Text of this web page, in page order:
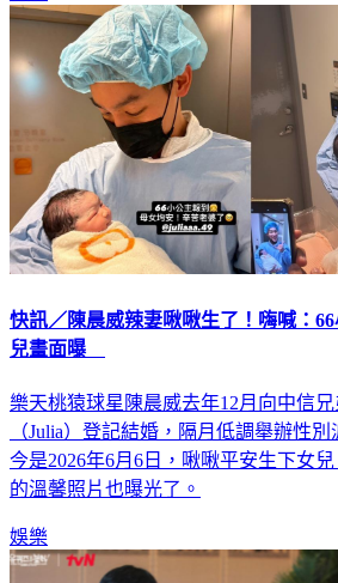
快訊／陳晨威辣妻啾啾生了！嗨喊：
兒畫面曝
樂天桃猿球星陳晨威去年12月向中信
（Julia）登記結婚，隔月低調舉辦性
今是2026年6月6日，啾啾平安生下女
的溫馨照片也曝光了。
娛樂